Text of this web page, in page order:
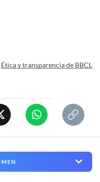
Ética y transparencia de BBCL